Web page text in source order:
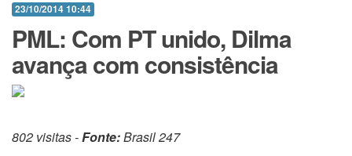
23/10/2014 10:44
PML: Com PT unido, Dilma
avança com consistência
802 visitas -Fonte:Brasil 247